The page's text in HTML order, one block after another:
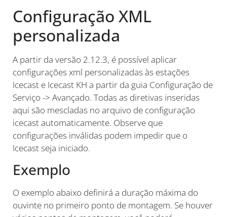
Configuração XML
personalizada
A partir da versão 2.12.3, é possível aplicar
configurações xml personalizadas às estações
Icecast e Icecast KH a partir da guia Configuração de
Serviço -> Avançado. Todas as diretivas inseridas
aqui são mescladas no arquivo de configuração
icecast automaticamente. Observe que
configurações inválidas podem impedir que o
Icecast seja iniciado.
Exemplo
O exemplo abaixo definirá a duração máxima do
ouvinte no primeiro ponto de montagem. Se houver